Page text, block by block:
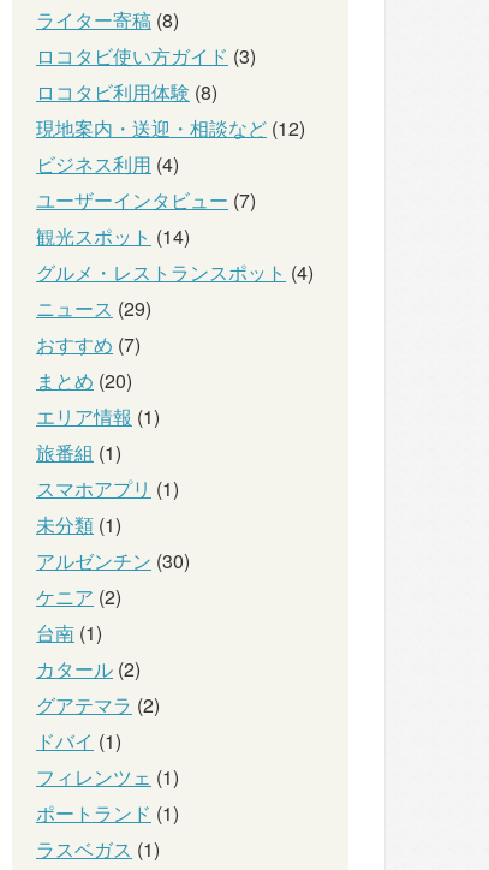
ライター寄稿 (8)
ロコタビ使い方ガイド (3)
ロコタビ利用体験 (8)
現地案内・送迎・相談など (12)
ビジネス利用 (4)
ユーザーインタビュー (7)
観光スポット (14)
グルメ・レストランスポット (4)
ニュース (29)
おすすめ (7)
まとめ (20)
エリア情報 (1)
旅番組 (1)
スマホアプリ (1)
未分類 (1)
アルゼンチン (30)
ケニア (2)
台南 (1)
カタール (2)
グアテマラ (2)
ドバイ (1)
フィレンツェ (1)
ポートランド (1)
ラスベガス (1)